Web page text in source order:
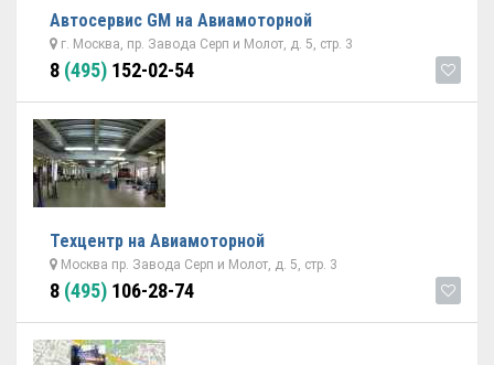
Автосервис GM на Авиамоторной
г. Москва, пр. Завода Серп и Молот, д. 5, стр. 3
8 (495) 152-02-54
Техцентр на Авиамоторной
Москва пр. Завода Серп и Молот, д. 5, стр. 3
8 (495) 106-28-74